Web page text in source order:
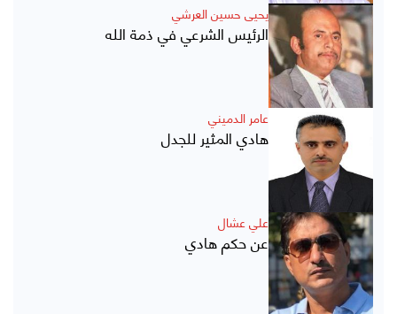
يحيى حسين العرشي
الرئيس الشرعي في ذمة الله
عامر الدميني
هادي المثير للجدل
علي عشال
عن حكم هادي